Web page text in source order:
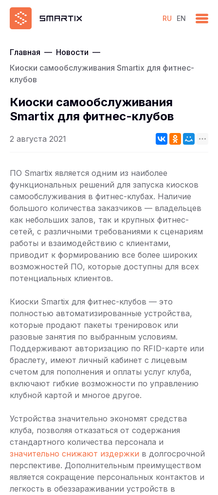
RU EN
Главная — Новости —
Киоски самообслуживания Smartix для фитнес-
клубов
Киоски самообслуживания
Smartix для фитнес-клубов
2 августа 2021
ПО Smartix является одним из наиболее
функциональных решений для запуска киосков
самообслуживания в фитнес-клубах. Наличие
большого количества заказчиков — владельцев
как небольших залов, так и крупных фитнес-
сетей, с различными требованиями к сценариям
работы и взаимодействию с клиентами,
приводит к формированию все более широких
возможностей ПО, которые доступны для всех
потенциальных клиентов.
Киоски Smartix для фитнес-клубов — это
полностью автоматизированные устройства,
которые продают пакеты тренировок или
разовые занятия по выбранным условиям.
Поддерживают авторизацию по RFID-карте или
браслету, имеют личный кабинет с лицевым
счетом для пополнения и оплаты услуг клуба,
включают гибкие возможности по управлению
клубной картой и многое другое.
Устройства значительно экономят средства
клуба, позволяя отказаться от содержания
стандартного количества персонала и
значительно снижают издержки в долгосрочной
перспективе. Дополнительным преимуществом
является сокращение персональных контактов и
легкость в обеззараживании устройств в